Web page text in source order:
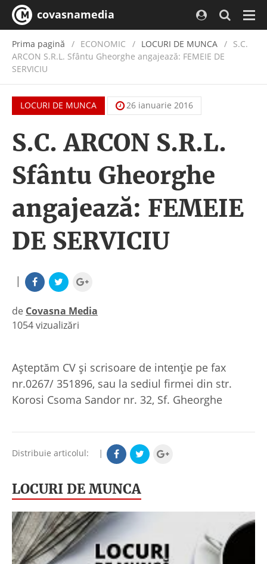
covasnamedia
Prima pagină ECONOMIC / LOCURI DE MUNCA
S.C.
ARCON S.R.L. Sfântu Gheorghe angajează: FEMEIE DE
SERVICIU
LOCURI DE MUNCA 26 ianuarie 2016
S.C. ARCON S.R.L.
Sfântu Gheorghe
angajează: FEMEIE
DE SERVICIU
|
de Covasna Media
|
1054 vizualizări
Aşteptăm CV şi scrisoare de intenţie pe fax
nr.0267/ 351896, sau la sediul firmei din str.
Korosi Csoma Sandor nr. 32, Sf. Gheorghe
Distribuie articolul: |
LOCURI DE MUNCA